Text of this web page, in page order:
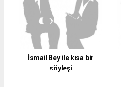
İsmail Bey ile kısa bir
söyleşi